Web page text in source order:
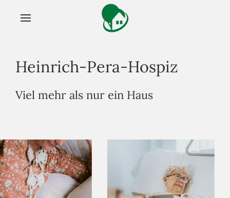
Heinrich-Pera-Hospiz
Viel mehr als nur ein Haus